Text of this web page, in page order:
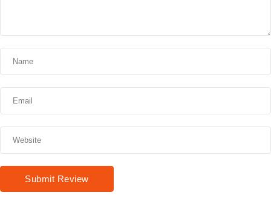
Submit Review